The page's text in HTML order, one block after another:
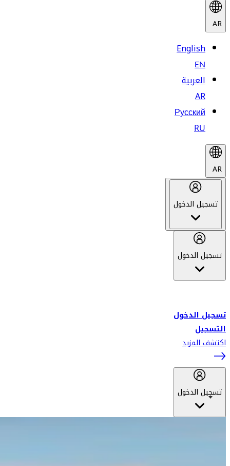
AR
English
EN
العربية
AR
Русский
RU
AR
تسجيل الدخول
تسجيل الدخول
تسجيل الدخول
التسجيل
اكتشف المزيد
تسجيل الدخول